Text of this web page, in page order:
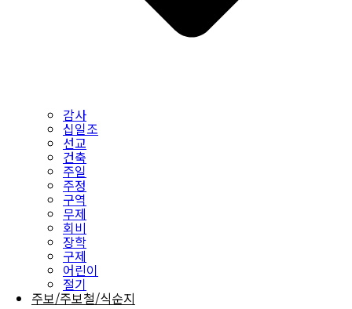
감사
십일조
선교
건축
주일
주정
구역
무제
회비
장학
구제
어린이
절기
주보/주보철/식순지